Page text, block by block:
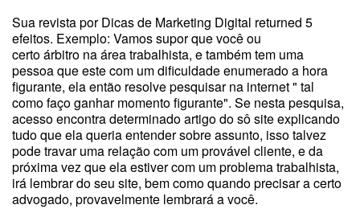
Sua revista por Dicas de Marketing Digital returned 5
efeitos. Exemplo: Vamos supor que você ou
certo árbitro na área trabalhista, e também tem uma
pessoa que este com um dificuldade enumerado a hora
figurante, ela então resolve pesquisar na internet " tal
como faço ganhar momento figurante". Se nesta pesquisa,
acesso encontra determinado artigo do sô site explicando
tudo que ela queria entender sobre assunto, isso talvez
pode travar uma relação com um provável cliente, e da
próxima vez que ela estiver com um problema trabalhista,
irá lembrar do seu site, bem como quando precisar a certo
advogado, provavelmente lembrará a você.